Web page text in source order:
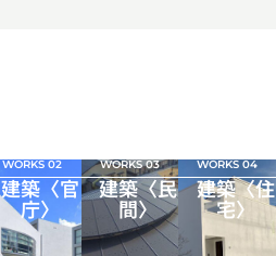
WORKS 02
建築〈官
庁〉
WORKS 03
建築〈民
間〉
WORKS 04
建築〈住
宅〉